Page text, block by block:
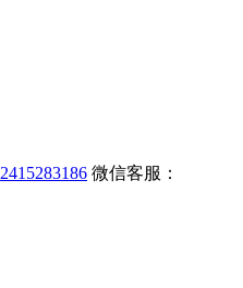
2415283186 微信客服：